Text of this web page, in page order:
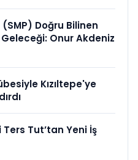
Doğru Bilinen
Onur Akdeniz
Kızıltepe'ye
Tut’tan Yeni İş